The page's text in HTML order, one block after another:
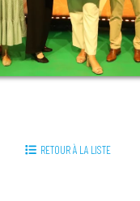
RETOUR À LA LISTE